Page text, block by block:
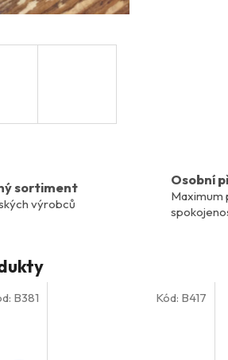
sortiment
výrobců
Osobní
Maximum
B381 Kód: B417